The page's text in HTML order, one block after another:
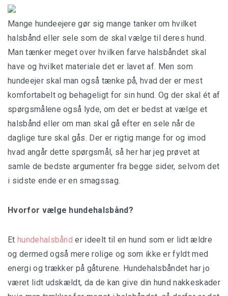
Kenya
Rejser til Kenya
Safari Kenya
Sydafrika
Rejser til Sydafrika
Safari Sydafrika
Rejser til Tanzania
Safari Tanzania
Planlæg din rejse
Mange hundeejere gør sig mange tanker om hvilket
halsbånd eller sele som de skal vælge til deres hund.
Man tænker meget over hvilken farve halsbåndet skal
have og hvilket materiale det er lavet af. Men som
hundeejer skal man også tænke på, hvad der er mest
komfortabelt og behageligt for sin hund. Og der skal ét af
spørgsmålene også lyde, om det er bedst at vælge et
halsbånd eller om man skal gå efter en sele når de
daglige ture skal gås. Der er rigtig mange for og imod
hvad angår dette spørgsmål, så her har jeg prøvet at
samle de bedste argumenter fra begge sider, selvom det
i sidste ende er en smagssag.
Hvorfor vælge hundehalsbånd?
Et hundehalsbånd er ideelt til en hund som er lidt ældre
og dermed også mere rolige og som ikke er fyldt med
energi og trækker på gåturene. Hundehalsbåndet har jo
været lidt udskældt, da de kan give din hund nakkeskader